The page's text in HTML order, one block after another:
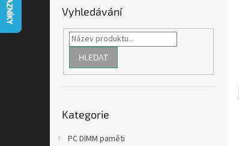
Vyhledávání
HLEDAT
kategorie
Kategorie
PC DIMM paměti